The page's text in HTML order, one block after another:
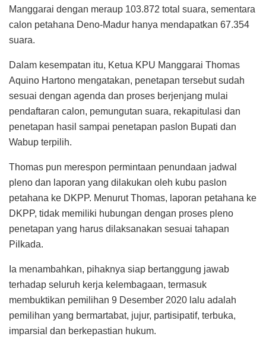
Manggarai dengan meraup 103.872 total suara, sementara
calon petahana Deno-Madur hanya mendapatkan 67.354
suara.
Dalam kesempatan itu, Ketua KPU Manggarai Thomas
Aquino Hartono mengatakan, penetapan tersebut sudah
sesuai dengan agenda dan proses berjenjang mulai
pendaftaran calon, pemungutan suara, rekapitulasi dan
penetapan hasil sampai penetapan paslon Bupati dan
Wabup terpilih.
Thomas pun merespon permintaan penundaan jadwal
pleno dan laporan yang dilakukan oleh kubu paslon
petahana ke DKPP. Menurut Thomas, laporan petahana ke
DKPP, tidak memiliki hubungan dengan proses pleno
penetapan yang harus dilaksanakan sesuai tahapan
Pilkada.
Ia menambahkan, pihaknya siap bertanggung jawab
terhadap seluruh kerja kelembagaan, termasuk
membuktikan pemilihan 9 Desember 2020 lalu adalah
pemilihan yang bermartabat, jujur, partisipatif, terbuka,
imparsial dan berkepastian hukum.